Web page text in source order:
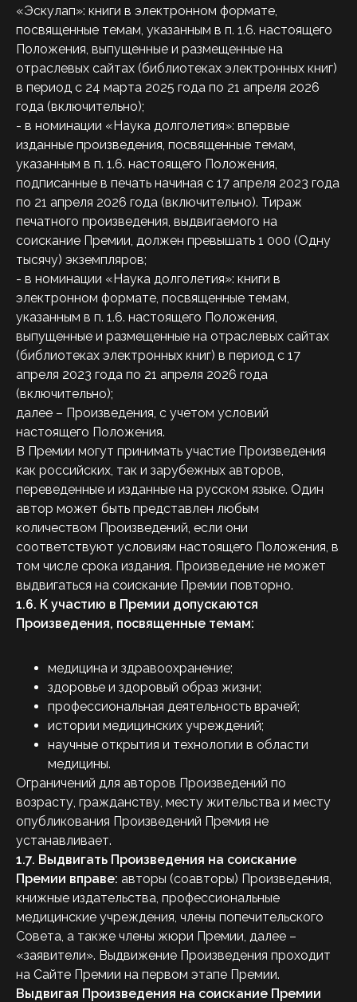
«Эскулап»: книги в электронном формате,
посвященные темам, указанным в п. 1.6. настоящего
Положения, выпущенные и размещенные на
отраслевых сайтах (библиотеках электронных книг)
в период с 24 марта 2025 года по 21 апреля 2026
года (включительно);
- в номинации «Наука долголетия»: впервые
изданные произведения, посвященные темам,
указанным в п. 1.6. настоящего Положения,
подписанные в печать начиная с 17 апреля 2023 года
по 21 апреля 2026 года (включительно). Тираж
печатного произведения, выдвигаемого на
соискание Премии, должен превышать 1 000 (Одну
тысячу) экземпляров;
- в номинации «Наука долголетия»: книги в
электронном формате, посвященные темам,
указанным в п. 1.6. настоящего Положения,
выпущенные и размещенные на отраслевых сайтах
(библиотеках электронных книг) в период с 17
апреля 2023 года по 21 апреля 2026 года
(включительно);
далее – Произведения, с учетом условий
настоящего Положения.
В Премии могут принимать участие Произведения
как российских, так и зарубежных авторов,
переведенные и изданные на русском языке. Один
автор может быть представлен любым
количеством Произведений, если они
соответствуют условиям настоящего Положения, в
том числе срока издания. Произведение не может
выдвигаться на соискание Премии повторно.
1.6. К участию в Премии допускаются
Произведения, посвященные темам:
медицина и здравоохранение;
здоровье и здоровый образ жизни;
профессиональная деятельность врачей;
истории медицинских учреждений;
научные открытия и технологии в области
медицины.
Ограничений для авторов Произведений по
возрасту, гражданству, месту жительства и месту
опубликования Произведений Премия не
устанавливает.
1.7. Выдвигать Произведения на соискание
Премии вправе: авторы (соавторы) Произведения,
книжные издательства, профессиональные
медицинские учреждения, члены попечительского
Совета, а также члены жюри Премии, далее –
«заявители». Выдвижение Произведения проходит
на Сайте Премии на первом этапе Премии.
Выдвигая Произведения на соискание Премии